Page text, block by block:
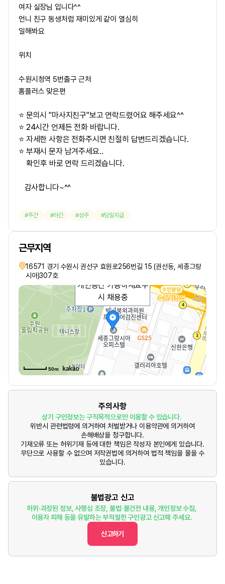
여자 실장님 입니다^^
언니 친구 동생처럼 재미있게 같이 열심히
일해봐요
위치
수원시청역 5번출구 근처
홈플러스 맞은편
⭐ 문의시 "마사지친구"보고 연락드렸어요 해주세요^^
⭐ 24시간 언제든 전화 바랍니다.
⭐ 자세한 사항은 전화주시면 친절히 답변드리겠습니다.
⭐ 부재시 문자 남겨주세요..
확인후 바로 연락 드리겠습니다.
감사합니다~^^
주간 야간 상주 당일지급
근무지역
16571 경기 수원시 권선구 효원로256번길 15 (권선동, 세종그랑
시아)307호
알바지정 호실 배정으로
개인공간 가능하세요수
시 채용중
50m
주의사항
상기 구인정보는 구직목적으로만 이용할 수 있습니다.
위반시 관련법령에 의거하여 처벌받거나 이용약관에 의거하여
손해배상을 청구합니다.
기재오류 또는 허위기재 등에 대한 책임은 작성자 본인에게 있습니다.
무단으로 사용할 수 없으며 저작권법에 의거하여 법적 책임을 물을 수
있습니다.
불법광고 신고
허위·과장된 정보, 사행심 조장, 불법·불건전 내용, 개인정보 수집,
이용자 피해 등을 유발하는 부적절한 구인광고 신고해 주세요.
신고하기